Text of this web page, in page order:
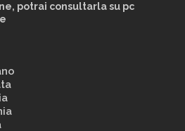
potrai consultarla su pc